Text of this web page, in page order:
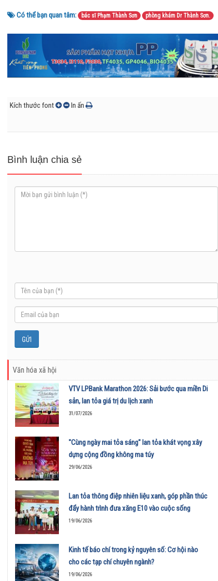
Có thể bạn quan tâm: bác sĩ Phạm Thành Sơn phòng khám Dr Thành Sơn.
Kích thước font In ấn
Bình luận chia sẻ
Văn hóa xã hội
VTV LPBank Marathon 2026: Sải bước qua miền Di
sản, lan tỏa giá trị du lịch xanh
31/07/2026
"Cùng ngày mai tỏa sáng" lan tỏa khát vọng xây
dựng cộng đồng không ma túy
29/06/2026
Lan tỏa thông điệp nhiên liệu xanh, góp phần thúc
đẩy hành trình đưa xăng E10 vào cuộc sống
19/06/2026
Kinh tế báo chí trong kỷ nguyên số: Cơ hội nào
cho các tạp chí chuyên ngành?
19/06/2026